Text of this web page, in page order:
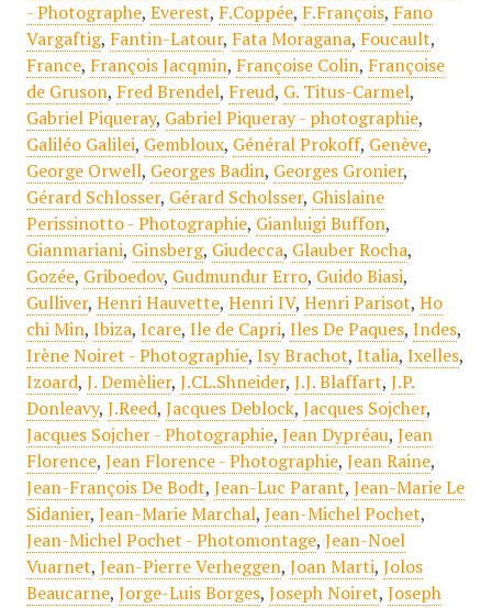
- Photographe, Everest, F.Coppée, F.François, Fano
Vargaftig, Fantin-Latour, Fata Moragana, Foucault,
France, François Jacqmin, Françoise Colin, Françoise
de Gruson, Fred Brendel, Freud, G. Titus-Carmel,
Gabriel Piqueray, Gabriel Piqueray - photographie,
Galiléo Galilei, Gembloux, Général Prokoff, Genève,
George Orwell, Georges Badin, Georges Gronier,
Gérard Schlosser, Gérard Scholsser, Ghislaine
Perissinotto - Photographie, Gianluigi Buffon,
Gianmariani, Ginsberg, Giudecca, Glauber Rocha,
Gozée, Griboedov, Gudmundur Erro, Guido Biasi,
Gulliver, Henri Hauvette, Henri IV, Henri Parisot, Ho
chi Min, Ibiza, Icare, Ile de Capri, Iles De Paques, Indes,
Irène Noiret - Photographie, Isy Brachot, Italia, Ixelles,
Izoard, J. Demèlier, J.CL.Shneider, J.J. Blaffart, J.P.
Donleavy, J.Reed, Jacques Deblock, Jacques Sojcher,
Jacques Sojcher - Photographie, Jean Dypréau, Jean
Florence, Jean Florence - Photographie, Jean Raine,
Jean-François De Bodt, Jean-Luc Parant, Jean-Marie Le
Sidanier, Jean-Marie Marchal, Jean-Michel Pochet,
Jean-Michel Pochet - Photomontage, Jean-Noel
Vuarnet, Jean-Pierre Verheggen, Joan Marti, Jolos
Beaucarne, Jorge-Luis Borges, Joseph Noiret, Joseph